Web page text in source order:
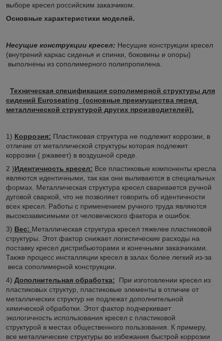
выборе кресел российским заказчиком.
Основные характеристики моделей.
Несущие конструкции кресел: Несущие конструкции кресел
(внутрений каркас сиденья и спинки, боковины и опоры)
выполнены из сополимерного полипропилена.
Техническая спецификация сополимерной структуры для
сидений Euroseating (основные преимущества перед
металлической структурой других производителей).
1) Коррозия: Пластиковая структура не подлежит коррозии, в
отличие от металлической структуры которая подлежит
коррозии ( ржавеет) в воздушной среде.
2 )Идентичность кресел: Все пластиковые компоненты кресла
являются идентичными, так как они выливаются в специальных
формах. Металлическая структура кресел сваривается ручной
дуговой сваркой, что не позволяет говорить об идентичности
всех кресел. Работы с применением ручного труда являются
высокозависимыми от человеческого фактора и ошибок.
3) Вес: Металлическая структура кресел тяжелее пластиковой
структуры. Этот фактор снижает логистические расходы на
поставку кресел дистрибьюторами и конечными заказчиками.
Также процесс инсталляции кресел в залах более легкий из-за
веса сополимерной конструкции.
4) Дополнительная обработка: При изготовлении кресел из
пластиковых структур, пластиковые элементы в отличие от
металлических структур не подлежат дополнительной
химической обработки. Этот фактор подчеркивает
экологичность использования кресел с пластиковой
структурой в местах общественного пользования. К примеру,
все металлические структуры во избежания быстрой коррозии